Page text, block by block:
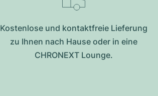
Kostenlose und kontaktfreie Lieferung
zu Ihnen nach Hause oder in eine
CHRONEXT Lounge.